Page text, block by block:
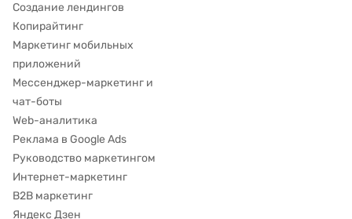
Создание лендингов
Копирайтинг
Маркетинг мобильных
приложений
Мессенджер-маркетинг и
чат-боты
Web-аналитика
Реклама в Google Ads
Руководство маркетингом
Интернет-маркетинг
B2B маркетинг
Яндекс Дзен